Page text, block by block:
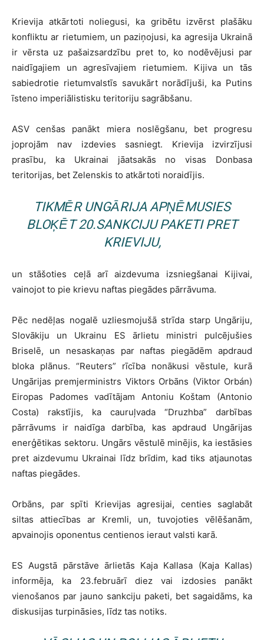
Krievija atkārtoti noliegusi, ka gribētu izvērst plašāku
konfliktu ar rietumiem, un paziņojusi, ka agresija Ukrainā
ir vērsta uz pašaizsardzību pret to, ko nodēvējusi par
naidīgajiem un agresīvajiem rietumiem. Kijiva un tās
sabiedrotie rietumvalstīs savukārt norādījuši, ka Putins
īsteno imperiālistisku teritoriju sagrābšanu.
ASV cenšas panākt miera noslēgšanu, bet progresu
joprojām nav izdevies sasniegt. Krievija izvirzījusi
prasību, ka Ukrainai jāatsakās no visas Donbasa
teritorijas, bet Zelenskis to atkārtoti noraidījis.
TIKMĒR UNGĀRIJA APŅĒMUSIES
BLOĶĒT 20.SANKCIJU PAKETI PRET
KRIEVIJU,
un stāšoties ceļā arī aizdevuma izsniegšanai Kijivai,
vainojot to pie krievu naftas piegādes pārrāvuma.
Pēc nedēļas nogalē uzliesmojušā strīda starp Ungāriju,
Slovākiju un Ukrainu ES ārlietu ministri pulcējušies
Briselē, un nesaskaņas par naftas piegādēm apdraud
bloka plānus. “Reuters” rīcība nonākusi vēstule, kurā
Ungārijas premjerministrs Viktors Orbāns (Viktor Orbán)
Eiropas Padomes vadītājam Antoniu Koštam (Antonio
Costa) rakstījis, ka cauruļvada “Druzhba” darbības
pārrāvums ir naidīga darbība, kas apdraud Ungārijas
enerģētikas sektoru. Ungārs vēstulē minējis, ka iestāsies
pret aizdevumu Ukrainai līdz brīdim, kad tiks atjaunotas
naftas piegādes.
Orbāns, par spīti Krievijas agresijai, centies saglabāt
siltas attiecības ar Kremli, un, tuvojoties vēlēšanām,
apvainojis oponentus centienos ieraut valsti karā.
ES Augstā pārstāve ārlietās Kaja Kallasa (Kaja Kallas)
informēja, ka 23.februārī diez vai izdosies panākt
vienošanos par jauno sankciju paketi, bet sagaidāms, ka
diskusijas turpināsies, līdz tas notiks.